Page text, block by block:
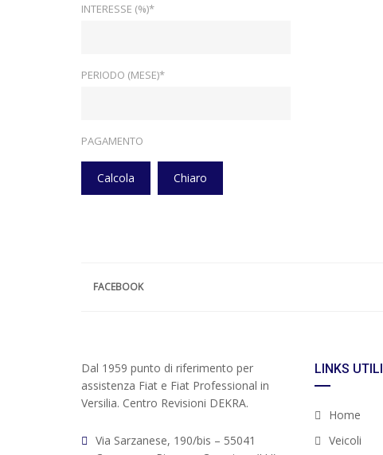
INTERESSE (%)*
PERIODO (MESE)*
PAGAMENTO
Calcola Chiaro
FACEBOOK
Dal 1959 punto di riferimento per
assistenza Fiat e Fiat Professional in
Versilia. Centro Revisioni DEKRA.
Via Sarzanese, 190/bis – 55041
LINKS UTILI
Home
Veicoli